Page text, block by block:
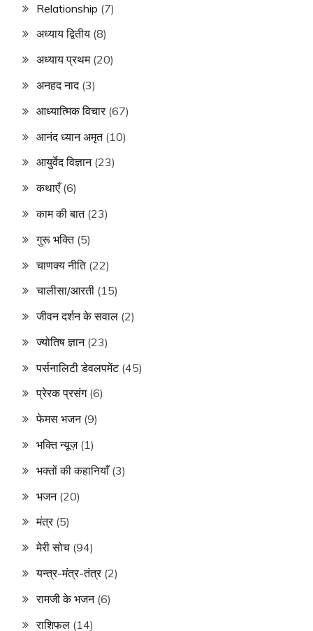
Relationship (7)
अध्याय द्वितीय (8)
अध्याय प्रथम(20)
अनहद नाद(3)
आध्यात्मिक विचार(67)
आनंद ध्यान अमृत(10)
आयुर्वेद विज्ञान(23)
कथाएँ(6)
काम की बात(23)
गुरू भक्ति(5)
चाणक्य नीति(22)
चालीसा/आरती (15)
जीवन दर्शन के सवाल (2)
ज्योतिष ज्ञान(23)
पर्सनालिटी डेवलपमेंट(45)
प्रेरक प्रसंग(6)
फेमस भजन(9)
भक्ति न्यूज़(1)
भक्तों की कहानियाँ(3)
भजन(20)
मंत्र(5)
मेरी सोच (94)
यन्त्र-मंत्र-तंत्र(2)
रामजी के भजन(6)
राशिफल (14)